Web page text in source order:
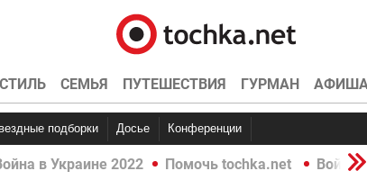
СТИЛЬ СЕМЬЯ ПУТЕШЕСТВИЯ ГУРМАН
Звездные подборки Досье Конференции
в Украине 2022 Помочь tochka.net Война